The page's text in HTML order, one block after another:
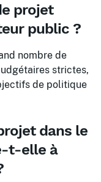
projet
public ?
nombre de
strictes,
de politique
dans le
t-elle à